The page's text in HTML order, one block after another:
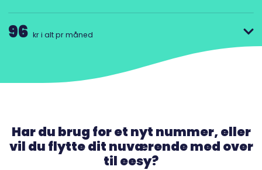
Har du brug for et nyt nummer, eller
vil du flytte dit nuværende med over
til eesy?
96 kr i alt pr måned